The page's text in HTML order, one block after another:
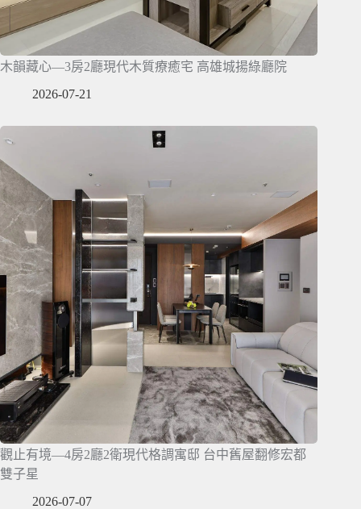
木韻藏心—3房2廳現代木質療癒宅 高雄城揚綠廳院
2026-07-21
觀止有境—4房2廳2衛現代格調寓邸 台中舊屋翻修宏都
雙子星
2026-07-07